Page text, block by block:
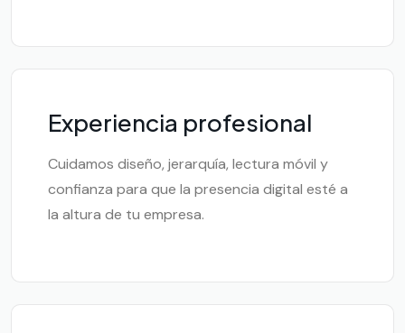
Experiencia profesional
Cuidamos diseño, jerarquía, lectura móvil y
confianza para que la presencia digital esté a
la altura de tu empresa.